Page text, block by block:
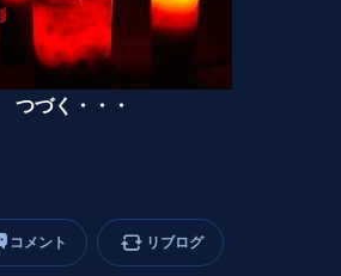
つづく・・・
コメント リブログ